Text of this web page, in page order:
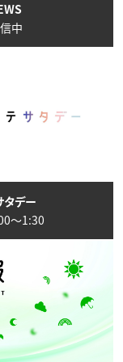
中
タデー
〜1:30